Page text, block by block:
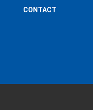
CONTACT